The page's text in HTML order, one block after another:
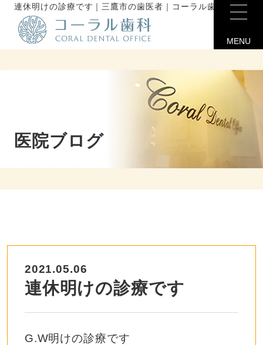
連休明けの診療です｜三鷹市の歯医者｜コーラル歯科未分類
MENU
医院ブログ
2021.05.06
連休明けの診療です
G.W明けの診療です